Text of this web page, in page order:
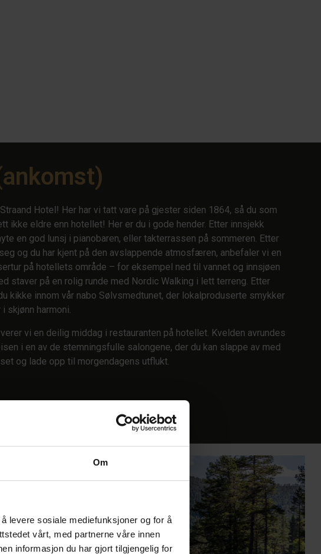
Om
levere sosiale mediefunksjoner og for å
vårt, med partnerne våre innen
informasjon du har gjort tilgjengelig for
Hotel! Her har vi tatt vare på gjester siden 1864, så du som
ikke eldre enn hotellet! Her er du i gode hender. Etter innsjekk
en god lunsj i pianobaren, eller takterrassen på sommeren. Etter
og du har kjent på den avslappende atmosfæren, anbefaler vi en
på hotellets område – for eksempel ned til vannet og innsjøen
staver på en rolig runde med Nordic Walking i lett terreng. Etter
kikke innom vår nabo Sølvsmedtunet, der lokalproduserte smykker
skjønn harmoni.
vi en deilig middag i restauranten på hotellet. Kvelden avrundes
i en av de stemningsfulle salongene, der du kan slappe av med
og lade opp til morgendagens utflukt.